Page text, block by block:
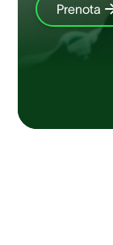
Prenota